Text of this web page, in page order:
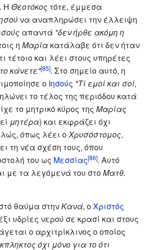
Η Θεοτόκος τότε, έμμεσα
να αναπληρώσει την έλλειψη
απαντά "δεν ήρθε ακόμη η
η Μαρία κατάλαβε ότι δεν ήταν
τέτοιο και λέει στους υπηρέτες
κάνετε"[85]. Στο σημείο αυτό, η
ο Ιησούς "Τί εμοί και σοί,
το τέλος της περιόδου κατά
το μητρικό κύρος της Μαρίας
μητέρα) και εκφράζει όχι
όπως λέει οΧρυσόστομος,
τη νέα σχέση τους, όπου
του ως Μεσσίας[86]. Αυτό
με τα λεγόμενά του στοΜατθ.
θαύμα στηνΚανά, οΧριστός
υδρίες νερού σε κρασί και στους
ο αρχιτρίκλινος ο οποίος
όχι μόνο για το ότι